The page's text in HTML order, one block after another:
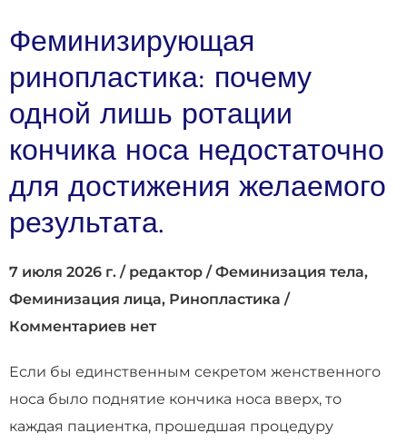
Феминизирующая
ринопластика: почему
одной лишь ротации
кончика носа недостаточно
для достижения желаемого
результата.
7 июля 2026 г. / редактор / Феминизация тела,
Феминизация лица, Ринопластика /
Комментариев нет
Если бы единственным секретом женственного
носа было поднятие кончика носа вверх, то
каждая пациентка, прошедшая процедуру